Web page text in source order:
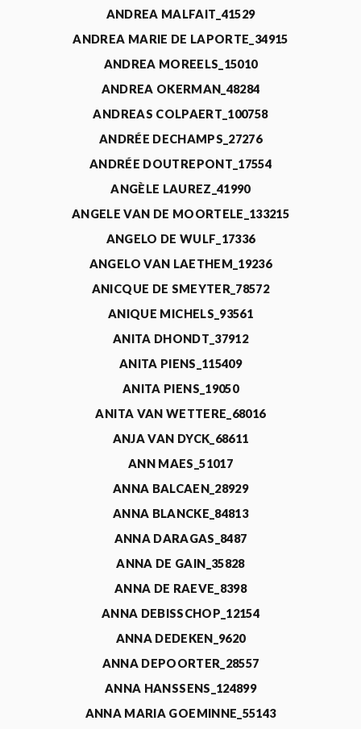
ANDREA MALFAIT_41529
ANDREA MARIE DE LAPORTE_34915
ANDREA MOREELS_15010
ANDREA OKERMAN_48284
ANDREAS COLPAERT_100758
ANDRÉE DECHAMPS_27276
ANDRÉE DOUTREPONT_17554
ANGÈLE LAUREZ_41990
ANGELE VAN DE MOORTELE_133215
ANGELO DE WULF_17336
ANGELO VAN LAETHEM_19236
ANICQUE DE SMEYTER_78572
ANIQUE MICHELS_93561
ANITA DHONDT_37912
ANITA PIENS_115409
ANITA PIENS_19050
ANITA VAN WETTERE_68016
ANJA VAN DYCK_68611
ANN MAES_51017
ANNA BALCAEN_28929
ANNA BLANCKE_84813
ANNA DARAGAS_8487
ANNA DE GAIN_35828
ANNA DE RAEVE_8398
ANNA DEBISSCHOP_12154
ANNA DEDEKEN_9620
ANNA DEPOORTER_28557
ANNA HANSSENS_124899
ANNA MARIA GOEMINNE_55143